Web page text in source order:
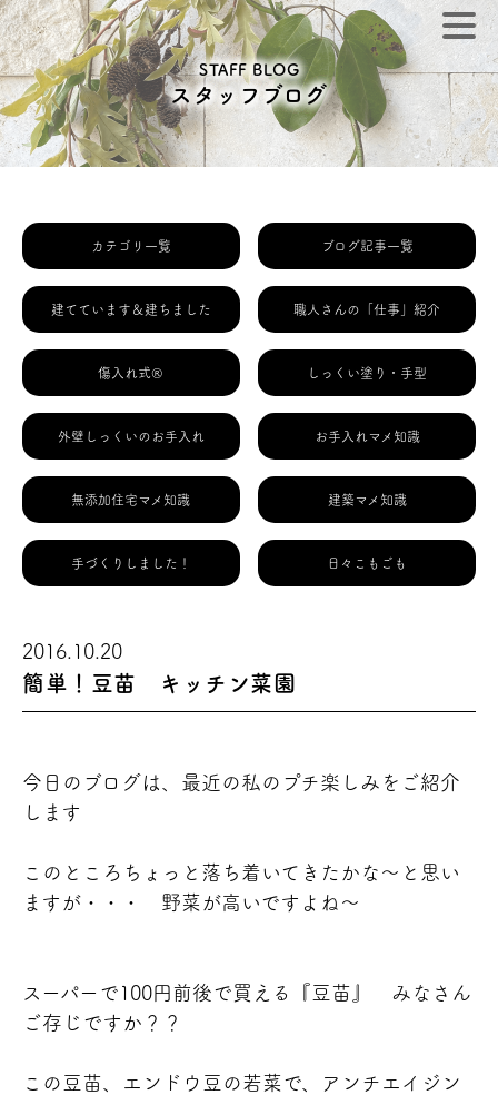
STAFF BLOG
スタッフブログ
カテゴリ一覧 ブログ記事一覧
建てています＆建ちました 職人さんの「仕事」紹介
傷入れ式® しっくい塗り・手型
外壁しっくいのお手入れ お手入れマメ知識
無添加住宅マメ知識 建築マメ知識
手づくりしました！ 日々こもごも
2016.10.20
簡単！豆苗 キッチン菜園
今日のブログは、最近の私のプチ楽しみをご紹介
します
このところちょっと落ち着いてきたかな～と思い
ますが・・・ 野菜が高いですよね～
スーパーで100円前後で買える『豆苗』 みなさん
ご存じですか？？
この豆苗、エンドウ豆の若菜で、アンチエイジン